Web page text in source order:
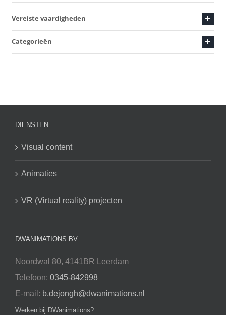
Vereiste vaardigheden
Categorieën
DIENSTEN
Visual content
Animaties
VR (Virtual reality) projecten
DWANIMATIONS BV
Noordwal 80, 4141BR Leerdam
Telefoon: 0345-842998
E-mail: b.dejongh@dwanimations.nl
Werken bij DWanimations?